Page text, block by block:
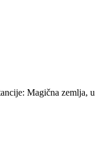
Magična zemlja,